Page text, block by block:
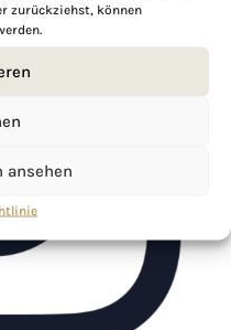
zurückziehst, können
ansehen